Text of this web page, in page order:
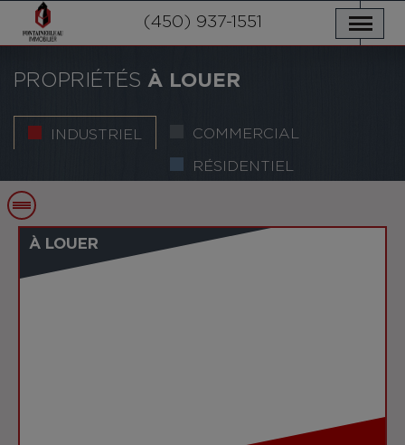
SERVICES
NOUVELLES
NOUS JOINDRE
POLITIQUE DE CONFIDENTIALITÉ
(450) 937-1551
PROPRIÉTÉS À LOUER
INDUSTRIEL COMMERCIAL
RÉSIDENTIEL
À LOUER